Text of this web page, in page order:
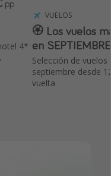
4*
pp
VUELOS
🏵️ Los vuelos
en SEPTIEMBRE
Selección de
septiembre desde
vuelta